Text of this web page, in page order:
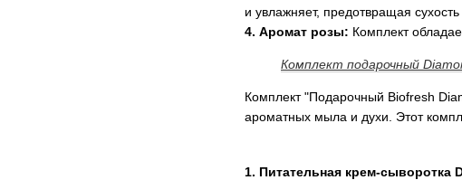
и увлажняет, предотвращая
4. Аромат розы: Комплект
Комплект подарочный
Комплект "Подарочный Biofresh
ароматных мыла и духи. Этот
1. Питательная крем-сыворотка